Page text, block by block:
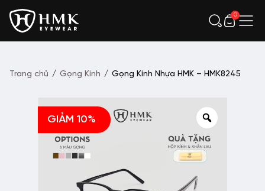
0
Trang chủ / Gọng Kính / Gọng Kính Nhựa HMK – HMK8245
GIẢM 10%